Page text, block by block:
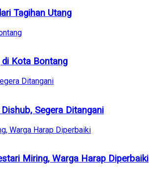
Tagihan Utang
Kota Bontang
Segera Ditangani
Miring, Warga Harap Diperbaiki